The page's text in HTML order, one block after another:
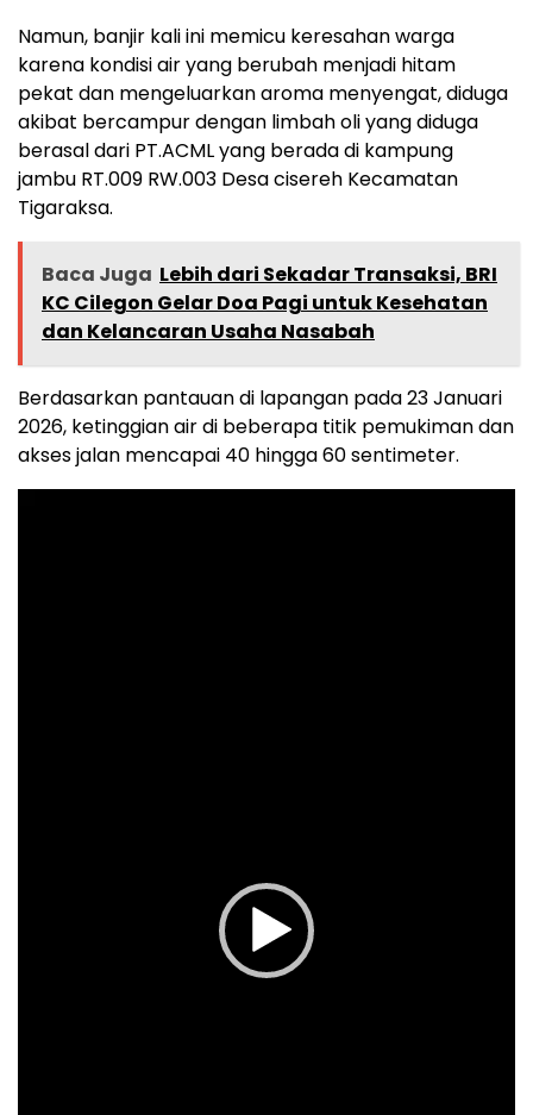
Namun, banjir kali ini memicu keresahan warga
karena kondisi air yang berubah menjadi hitam
pekat dan mengeluarkan aroma menyengat, diduga
akibat bercampur dengan limbah oli yang diduga
berasal dari PT.ACML yang berada di kampung
jambu RT.009 RW.003 Desa cisereh Kecamatan
Tigaraksa.
Baca Juga Lebih dari Sekadar Transaksi, BRI
KC Cilegon Gelar Doa Pagi untuk Kesehatan
dan Kelancaran Usaha Nasabah
Berdasarkan pantauan di lapangan pada 23 Januari
2026, ketinggian air di beberapa titik pemukiman dan
akses jalan mencapai 40 hingga 60 sentimeter.